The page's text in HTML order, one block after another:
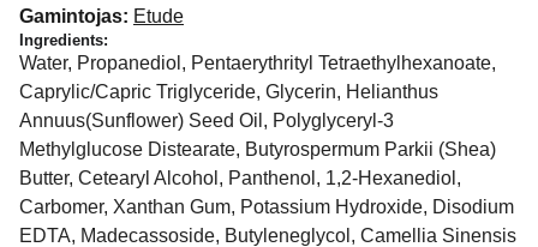
Gamintojas: Etude
Ingredients:
Water, Propanediol, Pentaerythrityl Tetraethylhexanoate,
Caprylic/Capric Triglyceride, Glycerin, Helianthus
Annuus(Sunflower) Seed Oil, Polyglyceryl-3
Methylglucose Distearate, Butyrospermum Parkii (Shea)
Butter, Cetearyl Alcohol, Panthenol, 1,2-Hexanediol,
Carbomer, Xanthan Gum, Potassium Hydroxide, Disodium
EDTA, Madecassoside, Butyleneglycol, Camellia Sinensis